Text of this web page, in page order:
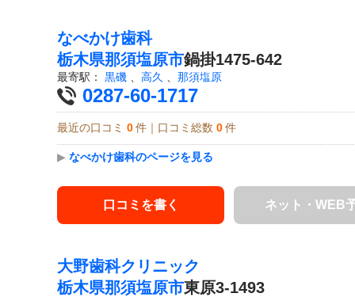
なべかけ歯科
栃木県那須塩原市鍋掛1475-642
最寄駅： 黒磯 高久 那須塩原
0287-60-1717
最近の口コミ 0 件｜口コミ総数 0 件
▶ なべかけ歯科のページを見る
口コミを書く ネット・WEB
大野歯科クリニック
栃木県那須塩原市東原3-1493